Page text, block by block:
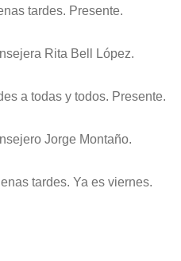
tardes. Presente.
Rita Bell López.
a todas y todos. Presente.
Jorge Montaño.
tardes. Ya es viernes.